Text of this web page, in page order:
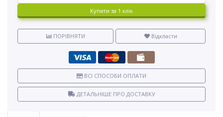
Купити за 1 клiк
ПОРІВНЯТИ Відкласти
ВСІ СПОСОБИ ОПЛАТИ
ДЕТАЛЬНІШЕ ПРО ДОСТАВКУ